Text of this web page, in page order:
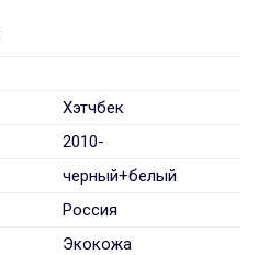
Хэтчбек
2010-
черный+белый
Россия
Экокожа